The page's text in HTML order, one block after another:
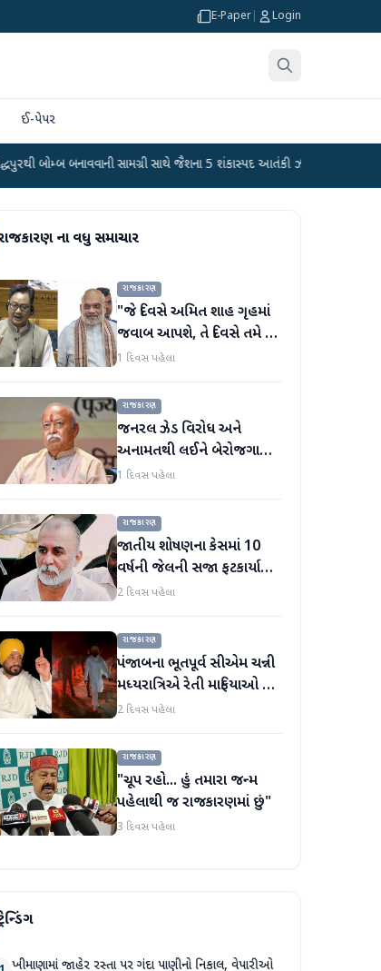
E-Paper Login
ઈ-પેપર
સામગ્રી સાથે જૈશના 5 શંકાસ્પદ આતંકી ઝડપાયા ● પીએમ મોદીનું
ના વધુ સમાચાર
રાજકારણ
"જે દિવસે અમિત શાહ ગૃહમાં
જવાબ આપશે, તે દિવસે તમે તે
સાંભળી શકશો નહીં," કિરેન
પ્રહાર કર્યા
1 દિવસ પહેલા
રાજકારણ
જનરલ ઝેડ વિરોધ અને
અનામતથી લઈને બેરોજગારી
સુધી, મોહન ભાગવતે બધા
1 દિવસ પહેલા
રાજકારણ
જાતીય શોષણના કેસમાં 10
વર્ષની જેલની સજા ફટકાર્યા
બાદ તરુણ તેજપાલનું પહેલું
2 દિવસ પહેલા
રાજકારણ
પંજાબના ભૂતપૂર્વ સીએમ ચન્ની
મધ્યરાત્રિએ રેતી માફિયાઓ પર
દરોડા પાડવા નીકળ્યા
2 દિવસ પહેલા
રાજકારણ
"ચૂપ રહો... હું તમારા જન્મ
પહેલાથી જ રાજકારણમાં છું"
3 દિવસ પહેલા
ખીમાણામાં જાહેર રસ્તા પર ગંદા પાણીનો નિકાલ, વેપારીઓ